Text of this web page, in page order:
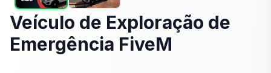
Veículo de Exploração de
Emergência FiveM